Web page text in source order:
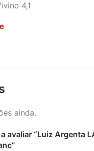
4,1
ainda.
avaliar “Luiz Argenta